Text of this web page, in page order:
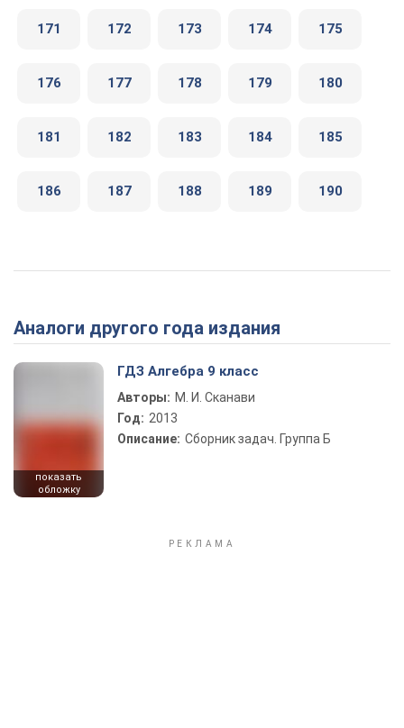
171 172 173 174 175
176 177 178 179 180
181 182 183 184 185
186 187 188 189 190
Аналоги другого года издания
показать
обложку
ГДЗ Алгебра 9 класс
Авторы: М. И. Сканави
Год: 2013
Описание: Сборник задач. Группа Б